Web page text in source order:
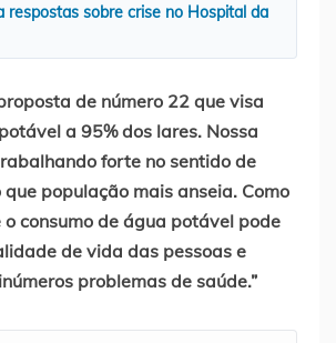
respostas sobre crise no Hospital da
de número 22 que visa
a 95% dos lares. Nossa
forte no sentido de
população mais anseia. Como
o consumo de água potável pode
de vida das pessoas e
problemas de saúde.”